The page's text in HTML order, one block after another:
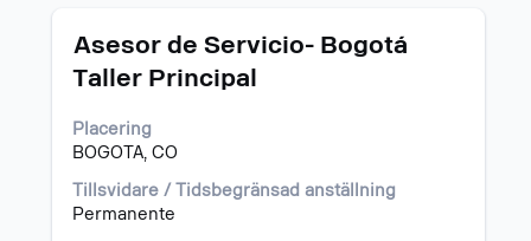
Titel
Asesor de Servicio- Bogotá
Taller Principal
Placering
BOGOTA, CO
Tillsvidare / Tidsbegränsad anställning
Permanente
Klicka
blankstegstangenten
att
visa
allt
innehåll